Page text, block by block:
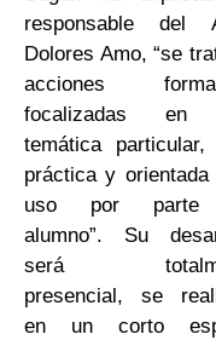
responsable del
Dolores Amo, “se
acciones
focalizadas en
temática particular,
práctica y
uso por parte
alumno”. Su
será
presencial, se
en un corto